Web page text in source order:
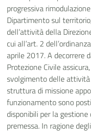
progressiva
Dipartimento sul
dell’attività della
cui all’art. 2
aprile 2017. A decorrere
Protezione Civile
svolgimento delle
struttura di missione
funzionamento sono
disponibili per la
premessa. In ragione